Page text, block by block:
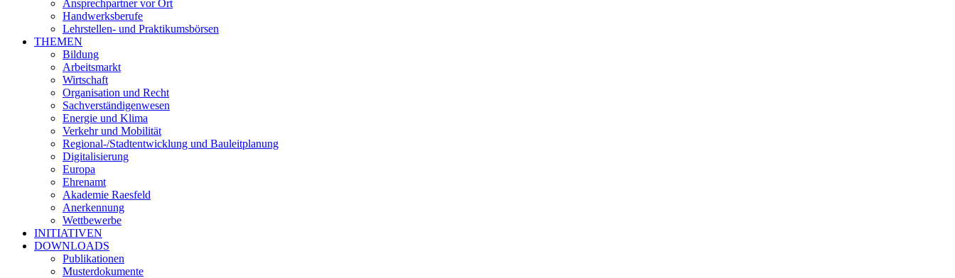
Ansprechpartner vor Ort
Handwerksberufe
Lehrstellen- und Praktikumsbörsen
THEMEN
Bildung
Arbeitsmarkt
Wirtschaft
Organisation und Recht
Sachverständigenwesen
Energie und Klima
Verkehr und Mobilität
Regional-/Stadtentwicklung und Bauleitplanung
Digitalisierung
Europa
Ehrenamt
Akademie Raesfeld
Anerkennung
Wettbewerbe
INITIATIVEN
DOWNLOADS
Publikationen
Musterdokumente